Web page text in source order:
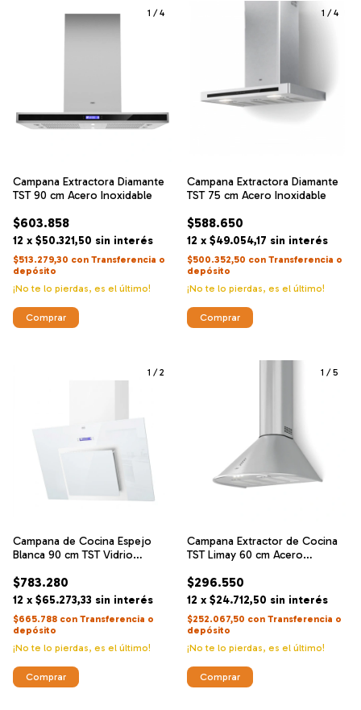
1 /4
Campana Extractora Diamante
TST 90 cm Acero Inoxidable
$603.858
12 x $50.321,50 sin interés
$513.279,30 con Transferencia o
depósito
¡No te lo pierdas, es el último!
1 /4
Campana Extractora Diamante
TST 75 cm Acero Inoxidable
$588.650
12 x $49.054,17 sin interés
$500.352,50 con Transferencia o
depósito
¡No te lo pierdas, es el último!
1 /2
Campana de Cocina Espejo
Blanca 90 cm TST Vidrio
$783.280
12 x $65.273,33 sin interés
$665.788 con Transferencia o
depósito
¡No te lo pierdas, es el último!
1 /5
Campana Extractor de Cocina
TST Limay 60 cm Acero
$296.550
12 x $24.712,50 sin interés
$252.067,50 con Transferencia o
depósito
¡No te lo pierdas, es el último!